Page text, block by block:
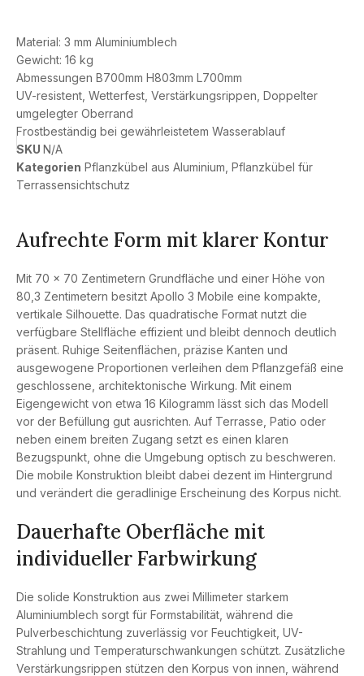
Material: 3 mm Aluminiumblech
Gewicht: 16 kg
Abmessungen B700mm H803mm L700mm
UV-resistent, Wetterfest, Verstärkungsrippen, Doppelter
umgelegter Oberrand
Frostbeständig bei gewährleistetem Wasserablauf
SKU N/A
Kategorien Pflanzkübel aus Aluminium Pflanzkübel für
Terrassensichtschutz
Aufrechte Form mit klarer Kontur
Mit 70 × 70 Zentimetern Grundfläche und einer Höhe von
80,3 Zentimetern besitzt Apollo 3 Mobile eine kompakte,
vertikale Silhouette. Das quadratische Format nutzt die
verfügbare Stellfläche effizient und bleibt dennoch deutlich
präsent. Ruhige Seitenflächen, präzise Kanten und
ausgewogene Proportionen verleihen dem Pflanzgefäß eine
geschlossene, architektonische Wirkung. Mit einem
Eigengewicht von etwa 16 Kilogramm lässt sich das Modell
vor der Befüllung gut ausrichten. Auf Terrasse, Patio oder
neben einem breiten Zugang setzt es einen klaren
Bezugspunkt, ohne die Umgebung optisch zu beschweren.
Die mobile Konstruktion bleibt dabei dezent im Hintergrund
und verändert die geradlinige Erscheinung des Korpus nicht.
Dauerhafte Oberfläche mit
individueller Farbwirkung
Die solide Konstruktion aus zwei Millimeter starkem
Aluminiumblech sorgt für Formstabilität, während die
Pulverbeschichtung zuverlässig vor Feuchtigkeit, UV-
Strahlung und Temperaturschwankungen schützt. Zusätzliche
Verstärkungsrippen stützen den Korpus von innen, während